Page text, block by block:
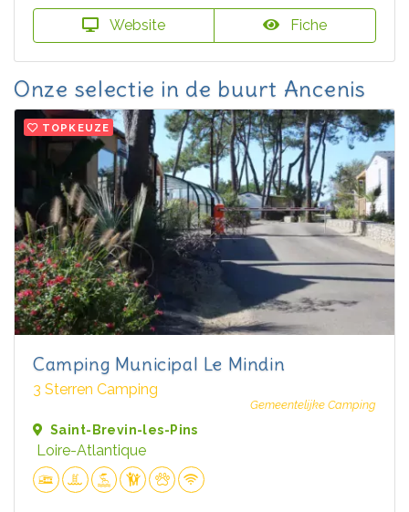
Website Fiche
Onze selectie in de buurt Ancenis
TOPKEUZE
Camping Municipal Le Mindin
3 Sterren Camping
Gemeentelijke Camping
Saint-Brevin-les-Pins
Loire-Atlantique